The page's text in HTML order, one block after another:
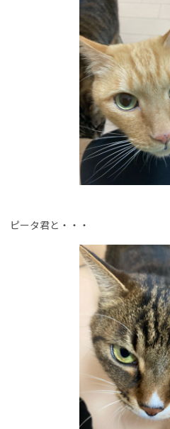
ピータ君と・・・